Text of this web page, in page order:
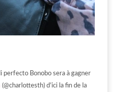
perfecto Bonobo sera à gagner
(@charlottesth) d’ici la fin de la